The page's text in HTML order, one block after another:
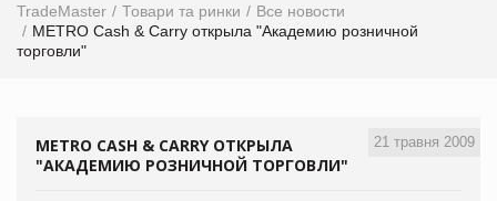
TradeMaster Товари та ринки
Все новости
METRO Cash & Carry открыла "Академию розничной
торговли"
21 травня 2009
METRO CASH & CARRY ОТКРЫЛА
"АКАДЕМИЮ РОЗНИЧНОЙ ТОРГОВЛИ"